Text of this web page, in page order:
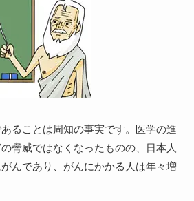
ることは周知の事実です。医学の進
脅威ではなくなったものの、日本人
んであり、がんにかかる人は年々増